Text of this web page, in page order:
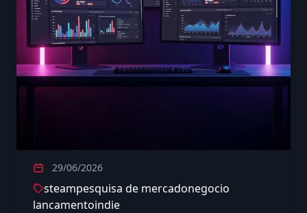
29/06/2026
steampesquisa de mercadonegocio
lancamentoindie